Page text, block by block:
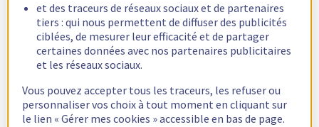
et des traceurs de réseaux sociaux et de partenaires
tiers : qui nous permettent de diffuser des publicités
ciblées, de mesurer leur efficacité et de partager
certaines données avec nos partenaires publicitaires
et les réseaux sociaux.
Vous pouvez accepter tous les traceurs, les refuser ou
personnaliser vos choix à tout moment en cliquant sur
le lien « Gérer mes cookies » accessible en bas de page.